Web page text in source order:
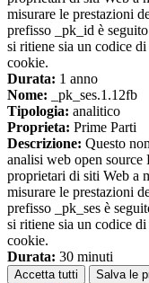
misurare le prestazioni
prefisso _pk_id è
si ritiene sia un codice
cookie.
Durata: 1 anno
Nome: _pk_ses.1.12fb
Tipologia: analitico
Proprieta: Prime Parti
Descrizione: Questo
analisi web open
proprietari di siti Web a
misurare le prestazioni
prefisso _pk_ses è
si ritiene sia un codice
cookie.
Durata: 30 minuti
Accetta tutti Salva le